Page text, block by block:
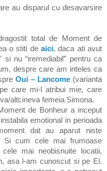
au disparul cu desavarsire
total de Moment de
o stiti de aici, daca ati avut
nu “iremediabil” pentru ca
despre care am inteles ca
Oui – Lancome (varianta
care mi-l atribui mie, care
altcineva femeia Simona.
de Bonheur a inceput
emotional in perioada
dat au aparut niste
Si cum cele mai frumoase
mai neobisnuite locatii,
asa l-am cunoscut si pe El.